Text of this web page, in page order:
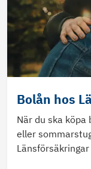
Bolån hos
När du ska köpa
eller
Länsförsäkringar